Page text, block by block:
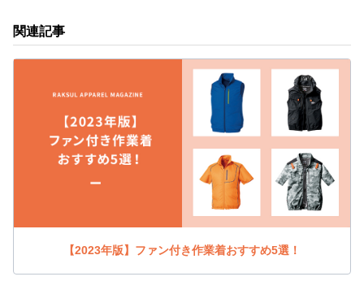
関連記事
【2023年版】ファン付き作業着おすすめ5選！